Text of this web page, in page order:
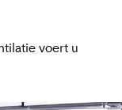
voert u